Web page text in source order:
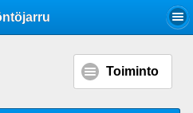
Toiminto